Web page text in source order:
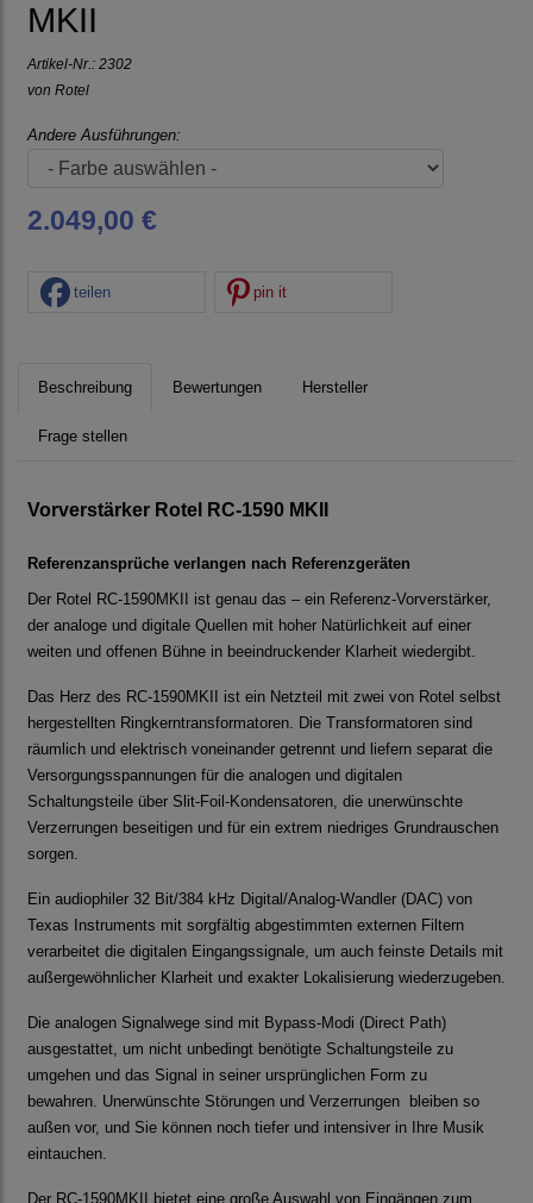
MKII
Artikel-Nr.: 2302
von Rotel
Andere Ausführungen:
2.049,00 €
teilen pin it
Beschreibung Bewertungen Hersteller
Frage stellen
Vorverstärker Rotel RC-1590 MKII
Referenzansprüche verlangen nach Referenzgeräten
Der Rotel RC-1590MKII ist genau das – ein Referenz-Vorverstärker,
der analoge und digitale Quellen mit hoher Natürlichkeit auf einer
weiten und offenen Bühne in beeindruckender Klarheit wiedergibt.
Das Herz des RC-1590MKII ist ein Netzteil mit zwei von Rotel selbst
hergestellten Ringkerntransformatoren. Die Transformatoren sind
räumlich und elektrisch voneinander getrennt und liefern separat die
Versorgungsspannungen für die analogen und digitalen
Schaltungsteile über Slit-Foil-Kondensatoren, die unerwünschte
Verzerrungen beseitigen und für ein extrem niedriges Grundrauschen
sorgen.
Ein audiophiler 32 Bit/384 kHz Digital/Analog-Wandler (DAC) von
Texas Instruments mit sorgfältig abgestimmten externen Filtern
verarbeitet die digitalen Eingangssignale, um auch feinste Details mit
außergewöhnlicher Klarheit und exakter Lokalisierung wiederzugeben.
Die analogen Signalwege sind mit Bypass-Modi (Direct Path)
ausgestattet, um nicht unbedingt benötigte Schaltungsteile zu
umgehen und das Signal in seiner ursprünglichen Form zu
bewahren. Unerwünschte Störungen und Verzerrungen bleiben so
außen vor, und Sie können noch tiefer und intensiver in Ihre Musik
eintauchen.
Der RC-1590MKII bietet eine große Auswahl von Eingängen zum